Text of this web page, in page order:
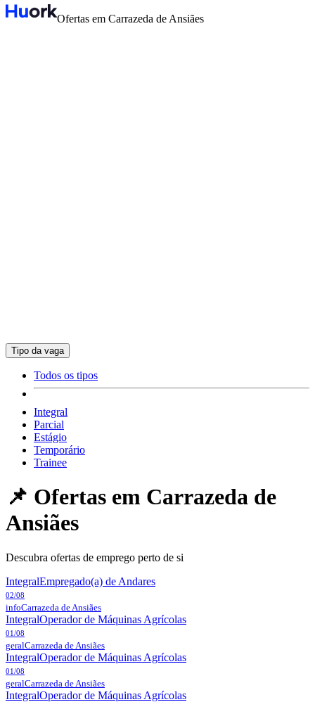
Ofertas em Carrazeda de Ansiães
Tipo da vaga
Todos os tipos
Integral
Parcial
Estágio
Temporário
Trainee
📌 Ofertas em Carrazeda de
Ansiães
Descubra ofertas de emprego perto de si
IntegralEmpregado(a) de Andares
02/08
infoCarrazeda de Ansiães
IntegralOperador de Máquinas Agrícolas
01/08
geralCarrazeda de Ansiães
IntegralOperador de Máquinas Agrícolas
01/08
geralCarrazeda de Ansiães
IntegralOperador de Máquinas Agrícolas